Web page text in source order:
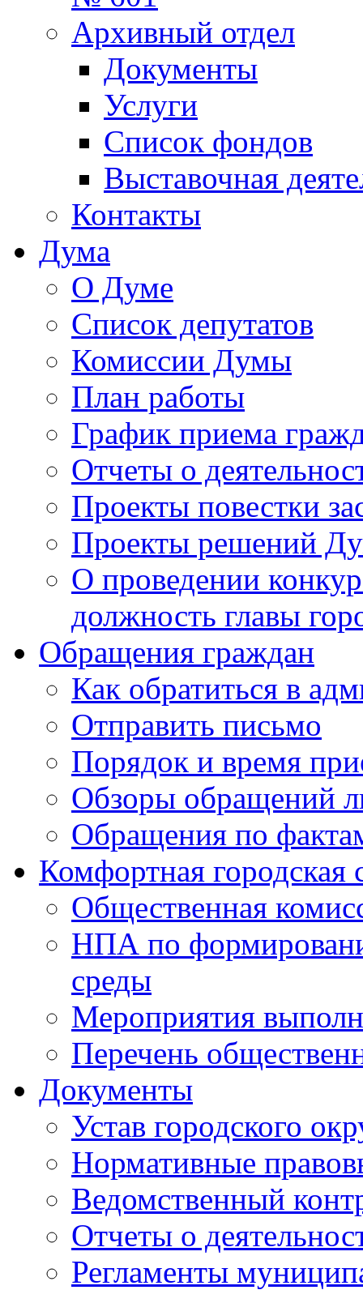
Архивный отдел
Документы
Услуги
Список фондов
Выставочная
Контакты
Дума
О Думе
Список депутатов
Комиссии Думы
План работы
График приема
Отчеты о
Проекты повестки
Проекты решений
О проведении
должность главы
Обращения граждан
Как обратиться в
Отправить письмо
Порядок и время
Обзоры обращений
Обращения по
Комфортная городская
Общественная
НПА по
среды
Мероприятия
Перечень
Документы
Устав городского
Нормативные
Ведомственный
Отчеты о
Регламенты